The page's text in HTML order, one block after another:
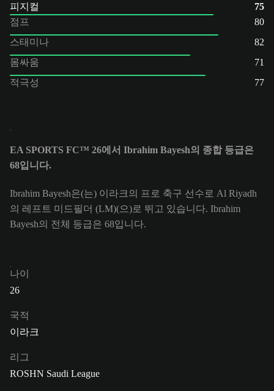
피지컬
75
점프
80
스태미나
82
몸싸움
71
적극성
77
EA SPORTS FC™ 26에서 Ibrahim Bayesh의 종합 등급은
68입니다.
Ibrahim Bayesh은(는) 이라크의 프로 축구 선수로 Al Riyadh
의 레프트 미드필더 (LM)(으)로 뛰고 있습니다. Ibrahim
Bayesh의 전체 등급은 68입니다.
나이
26
국적
이라크
리그
ROSHN Saudi League